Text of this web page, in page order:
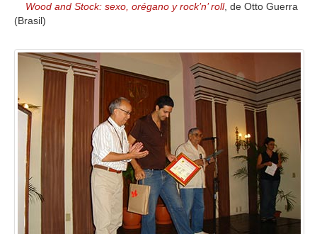
Wood and Stock: sexo, orégano y rock’n’ roll, de Otto Guerra
(Brasil)